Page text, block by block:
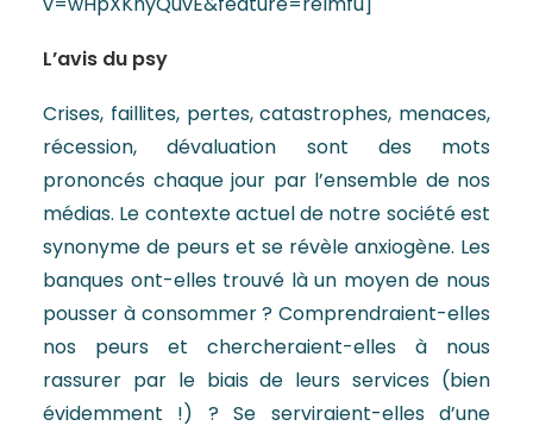
L’avis du psy
Crises, faillites, pertes, catastrophes, menaces,
récession, dévaluation sont des mots
prononcés chaque jour par l’ensemble de nos
médias. Le contexte actuel de notre société est
synonyme de peurs et se révèle anxiogène. Les
banques ont-elles trouvé là un moyen de nous
pousser à consommer ? Comprendraient-elles
nos peurs et chercheraient-elles à nous
rassurer par le biais de leurs services (bien
évidemment !) ? Se serviraient-elles d’une